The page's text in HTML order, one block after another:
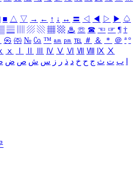
■ △ ▽ → ← ↑ ↓ ↔ 〓 ◁ ◀ ▷ ▶ ♤
▤ ▨ ▧ ▦ ▩ ♨ ☏ ☎ ☜ ☞ ¶ †
㉿ ㈜ № ㏇ ™ ㏂ ㏘ ℡ ＃ ＆ ＊ ＠ ª º
ⅹ Ⅳ Ⅴ Ⅵ Ⅶ Ⅷ Ⅸ Ⅹ
ب ت ث ج ح خ د ذ ر ز س ش ص ض